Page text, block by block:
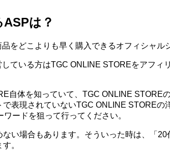
は？
をどこよりも早く購入できるオフィシャル
ている方はTGC ONLINE STOREをアフ
自体を知っていて、TGC ONLINE STORE
表現されていないTGC ONLINE STORE
ードを狙って行ってください。
い場合もあります。そういった時は、「
。